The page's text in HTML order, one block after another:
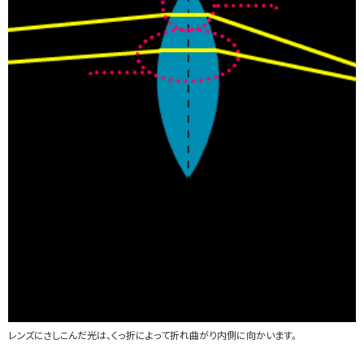
レンズにさしこんだ光は、くっ折によって折れ曲がり内側に向かいます。